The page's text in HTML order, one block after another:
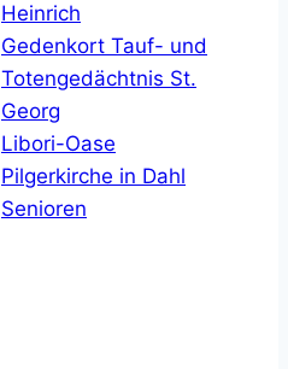
Heinrich
Gedenkort Tauf- und
Totengedächtnis St.
Georg
Libori-Oase
Pilgerkirche in Dahl
Senioren